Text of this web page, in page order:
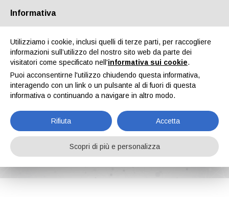
Chi siamo Partners Contatti Area riservata
News
Home Notizie Paint & Coatings Spagna annuncia il programma della sua quarta edizione
Informativa
Utilizziamo i cookie, inclusi quelli di terze parti, per raccogliere
informazioni sull’utilizzo del nostro sito web da parte dei
visitatori come specificato nell'informativa sui cookie.
Puoi acconsentirne l'utilizzo chiudendo questa informativa,
interagendo con un link o un pulsante al di fuori di questa
informativa o continuando a navigare in altro modo.
Rifiuta Accetta
Scopri di più e personalizza